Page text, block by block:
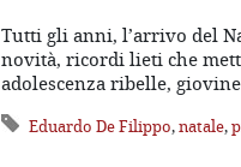
Tutti gli anni, l’arrivo del
novità, ricordi lieti che
adolescenza ribelle,
Eduardo De Filippo,natale,